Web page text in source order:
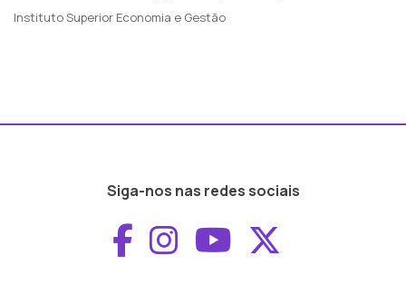
Instituto Superior Economia e Gestão
Siga-nos nas redes sociais
Aceder ao
Aceder ao
Aceder ao